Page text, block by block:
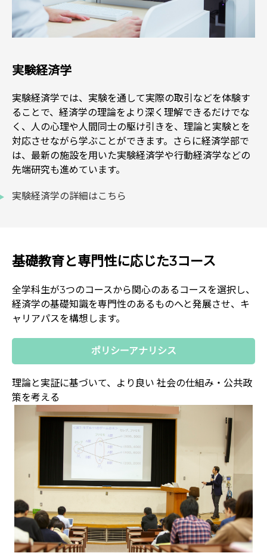
実験経済学
実験経済学では、実験を通して実際の取引などを体験す
ることで、経済学の理論をより深く理解できるだけでな
く、人の心理や人間同士の駆け引きを、理論と実験とを
対応させながら学ぶことができます。さらに経済学部で
は、最新の施設を用いた実験経済学や行動経済学などの
先端研究も進めています。
実験経済学の詳細はこちら
基礎教育と専門性に応じた3コース
全学科生が3つのコースから関心のあるコースを選択し、
経済学の基礎知識を専門性のあるものへと発展させ、キ
ャリアパスを構想します。
ポリシーアナリシス
理論と実証に基づいて、より良い 社会の仕組み・公共政
策を考える